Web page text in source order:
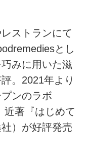
ストランにて
とし
みに用いた滋
。2021年より
ンのラボ
近著『はじめて
）が好評発売